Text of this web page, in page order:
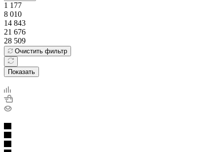
1 177
8 010
14 843
21 676
28 509
Очистить фильтр
Показать